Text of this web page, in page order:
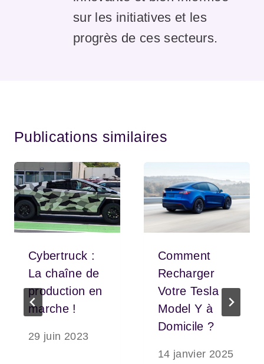
sur les initiatives et les
progrès de ces secteurs.
Publications similaires
Cybertruck :
La chaîne de
production en
marche !
29 juin 2023
Comment
Recharger
Votre Tesla
Model Y à
Domicile ?
14 janvier 2025